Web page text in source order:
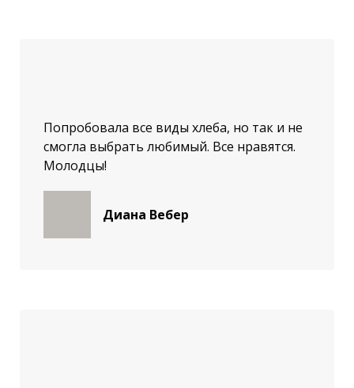
Попробовала все виды хлеба, но так и не
смогла выбрать любимый. Все нравятся.
Молодцы!
Диана Вебер